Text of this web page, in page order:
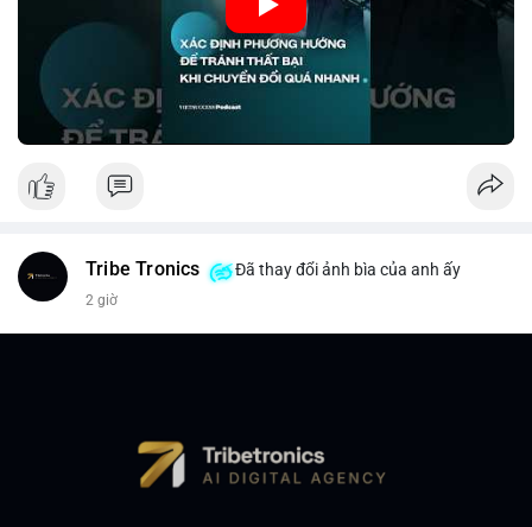
Nguồn: VIETSUCCESS
Tribe Tronics Đã thay đổi ảnh bìa của anh ấy
2 giờ